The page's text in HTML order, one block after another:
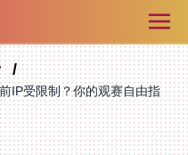
IP受限制？你的观赛自由指